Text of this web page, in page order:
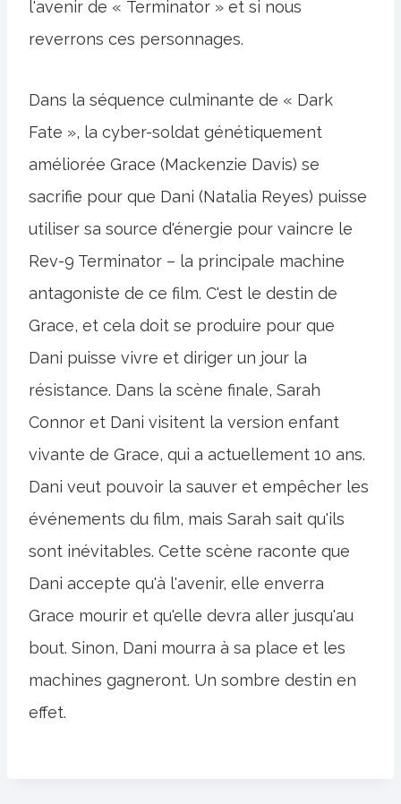
l'avenir de « Terminator » et si nous
reverrons ces personnages.
Dans la séquence culminante de « Dark
Fate », la cyber-soldat génétiquement
améliorée Grace (Mackenzie Davis) se
sacrifie pour que Dani (Natalia Reyes) puisse
utiliser sa source d'énergie pour vaincre le
Rev-9 Terminator – la principale machine
antagoniste de ce film. C'est le destin de
Grace, et cela doit se produire pour que
Dani puisse vivre et diriger un jour la
résistance. Dans la scène finale, Sarah
Connor et Dani visitent la version enfant
vivante de Grace, qui a actuellement 10 ans.
Dani veut pouvoir la sauver et empêcher les
événements du film, mais Sarah sait qu'ils
sont inévitables. Cette scène raconte que
Dani accepte qu'à l'avenir, elle enverra
Grace mourir et qu'elle devra aller jusqu'au
bout. Sinon, Dani mourra à sa place et les
machines gagneront. Un sombre destin en
effet.